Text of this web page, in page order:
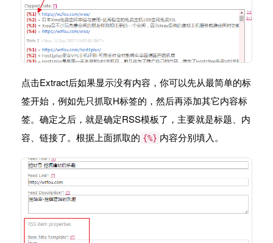
点击Extract后如果显示没有内容，你可以先从最简单的标
签开始，例如先只抓取H标签的，然后再添加其它内容标
签。确定之后，就是确定RSS模板了，主要就是标题、内
容、链接了。根据上面抓取的 {%} 内容分别填入。